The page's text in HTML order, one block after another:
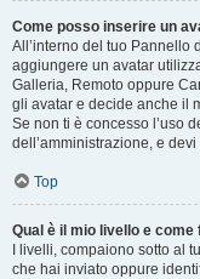
Come posso inserire un
All’interno del tuo Pannello
aggiungere un avatar
Galleria, Remoto oppure
gli avatar e decide anche il
Se non ti è concesso l’uso
dell’amministrazione, e
Top
Qual è il mio livello e
I livelli, compaiono sotto al
che hai inviato oppure